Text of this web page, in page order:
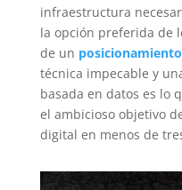
infraestructura
la opción preferida de
de un
técnica impecable y
basada en datos es lo
el ambicioso objetivo
digital en menos de